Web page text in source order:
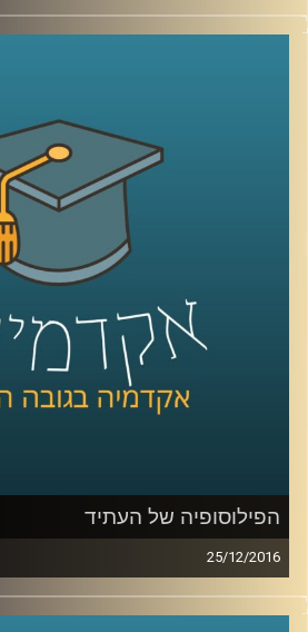
הדרך של האנושות אל החלל
המדע ואל פעילות
ומפרכת אף יותר. דוקטור דגנית
מספרת על שכבות הקושי
התמודדו נשים שרצו
ובטיסות מאוישות לחלל. האם
בתחום? תלוי את מי נשאל.
מה לעשות כדי להסליל פחות
מסוגלות בקרב מגדרים שונים
קרדיט תמונות:AudioVersity
הפילוסופיה של העתיד
25/12/2016
פילוסופיה היא תחום מחקר חכם,
לחשוב בעזרתם על סוגיות מורכבות.